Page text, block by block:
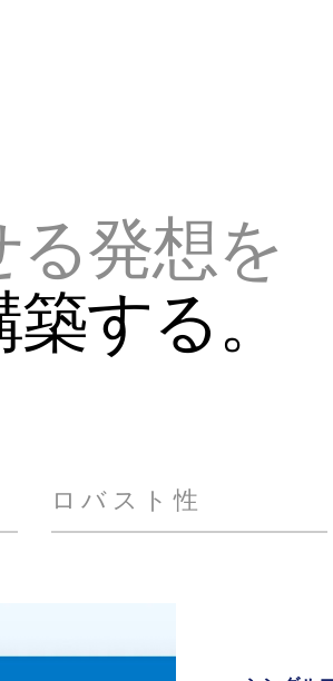
発想を
する。
ロバスト性